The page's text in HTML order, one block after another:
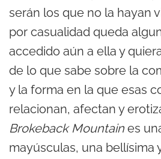
serán los que no la hayan
por casualidad queda
accedido aún a ella y
de lo que sabe sobre la
y la forma en la que esas
relacionan, afectan y
Brokeback Mountain es
mayúsculas, una bellísima